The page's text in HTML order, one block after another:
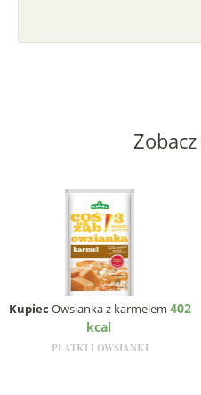
Zobacz
Kupiec Owsianka z karmelem 402
kcal
PŁATKI I OWSIANKI